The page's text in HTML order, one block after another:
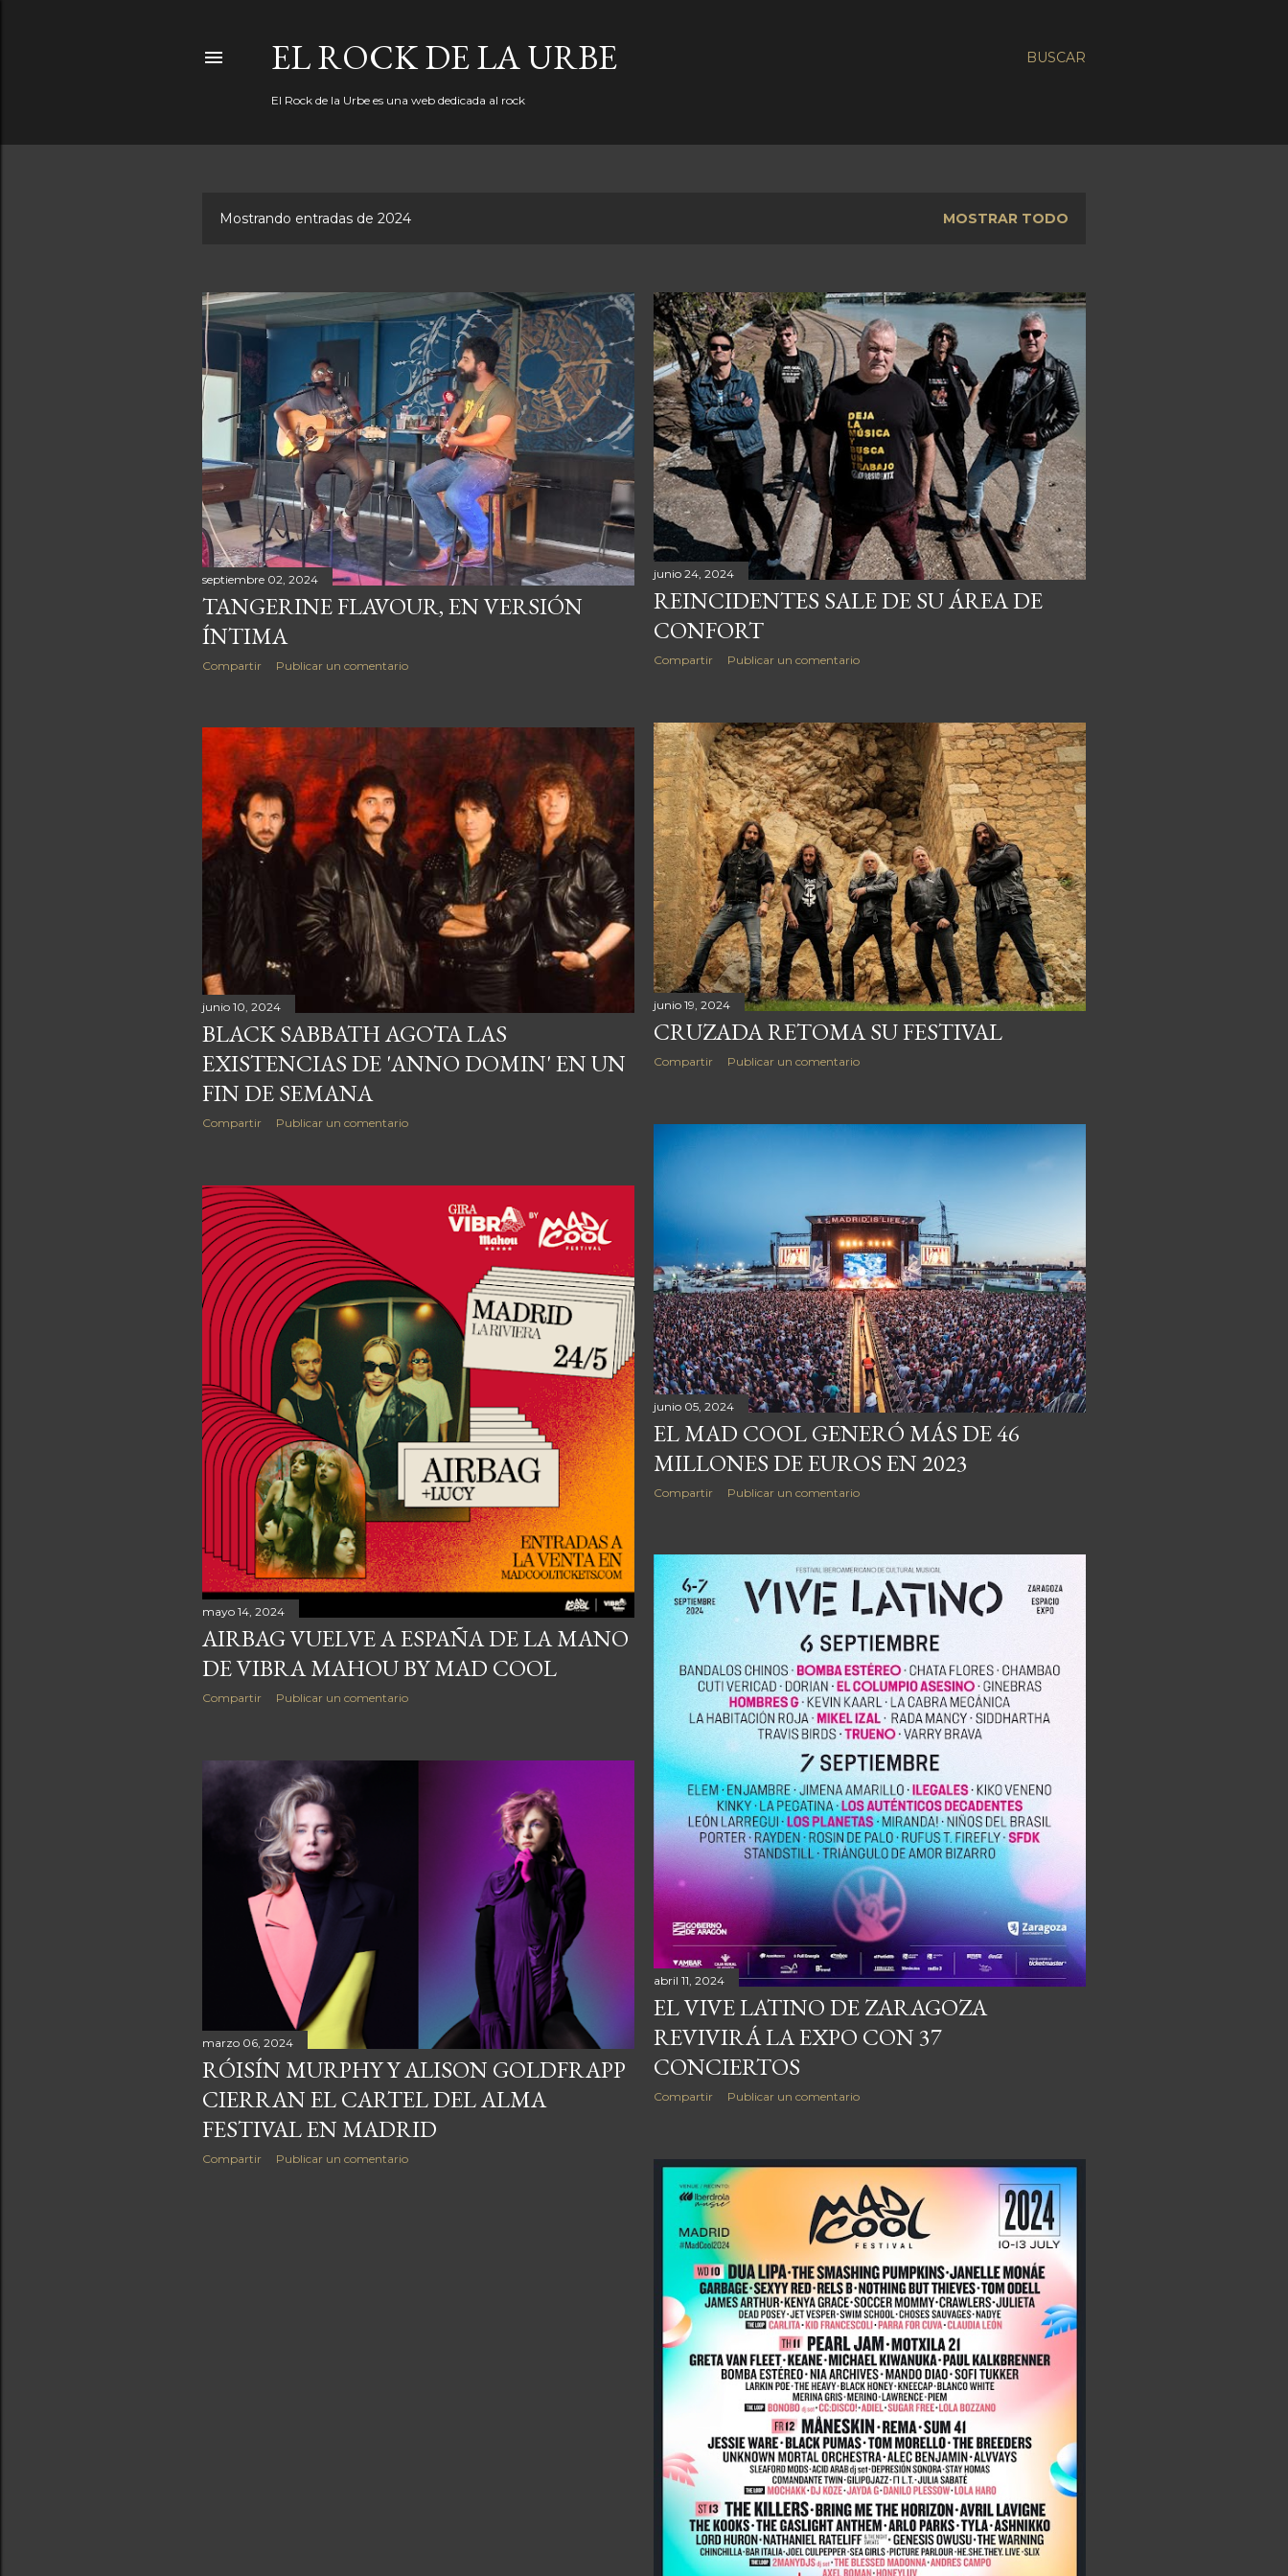
BUSCAR
EL ROCK DE LA URBE
El Rock de la Urbe es una web dedicada al rock
t
r
a
d
a
s
Mostrando entradas de 2024 MOSTRAR TODO
septiembre 02, 2024
TANGERINE FLAVOUR, EN VERSIÓN
ÍNTIMA
Compartir Publicar un comentario
junio 24, 2024
REINCIDENTES SALE DE SU ÁREA DE
CONFORT
Compartir Publicar un comentario
junio 19, 2024
CRUZADA RETOMA SU FESTIVAL
Compartir Publicar un comentario
junio 10, 2024
BLACK SABBATH AGOTA LAS
EXISTENCIAS DE 'ANNO DOMIN' EN UN
FIN DE SEMANA
Compartir Publicar un comentario
junio 05, 2024
EL MAD COOL GENERÓ MÁS DE 46
MILLONES DE EUROS EN 2023
Compartir Publicar un comentario
mayo 14, 2024
AIRBAG VUELVE A ESPAÑA DE LA MANO
DE VIBRA MAHOU BY MAD COOL
Compartir Publicar un comentario
abril 11, 2024
EL VIVE LATINO DE ZARAGOZA
REVIVIRÁ LA EXPO CON 37
CONCIERTOS
Compartir Publicar un comentario
marzo 06, 2024
RÓISÍN MURPHY Y ALISON GOLDFRAPP
CIERRAN EL CARTEL DEL ALMA
FESTIVAL EN MADRID
Compartir Publicar un comentario